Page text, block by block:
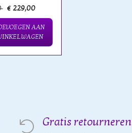
€ 229,00
AAN
Gratis retourneren